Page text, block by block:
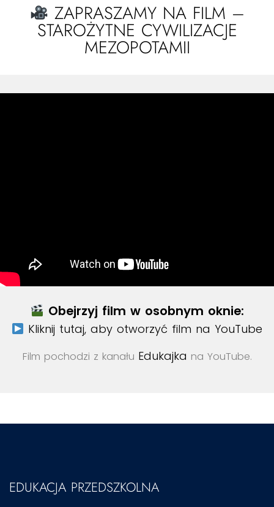
ZAPRASZAMY NA FILM –
STAROŻYTNE CYWILIZACJE
MEZOPOTAMII
Obejrzyj film w osobnym oknie:
Kliknij tutaj, aby otworzyć film na YouTube
Film pochodzi z kanału Edukajka na YouTube.
EDUKACJA PRZEDSZKOLNA